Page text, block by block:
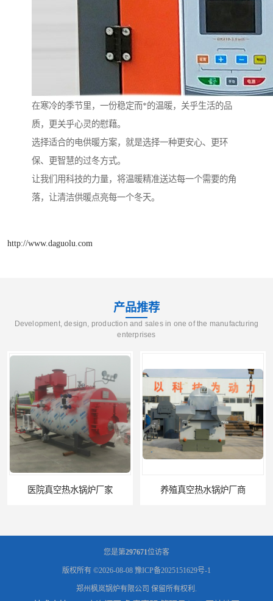
在寒冷的季节里，一份稳定而*的温暖，关乎生活的品
质，更关乎心灵的慰藉。
选择适合的电供暖方案，就是选择一种更安心、更环
保、更智慧的过冬方式。
让我们用科技的力量，将温暖精准送达每一个需要的角
落，让清洁供暖点亮每一个冬天。
http://www.daguolu.com
产品推荐
Development, design, production and sales in one of the manufacturing
enterprises
医院真空热水锅炉厂家 养殖真空热水锅炉厂商
您是第297671位访客
版权所有 ©2026-08-08 豫ICP备2025151629号-1
郑州枫岚锅炉有限公司 保留所有权利.